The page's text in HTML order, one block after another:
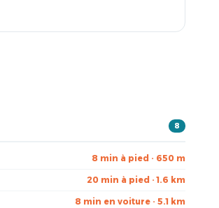
8
8 min à pied · 650 m
20 min à pied · 1.6 km
8 min en voiture · 5.1 km